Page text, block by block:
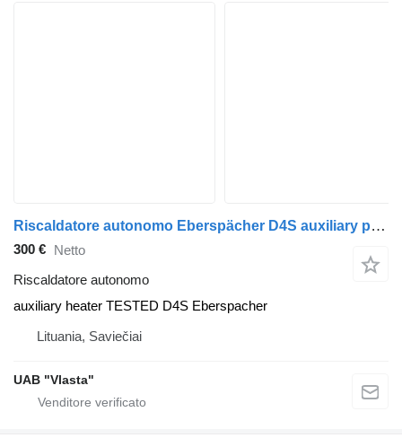
Riscaldatore autonomo Eberspächer D4S auxiliary per trattore stradale MAN TGA,TGX
300 €
Netto
Riscaldatore autonomo
auxiliary heater TESTED D4S Eberspacher
Lituania, Saviečiai
UAB "Vlasta"